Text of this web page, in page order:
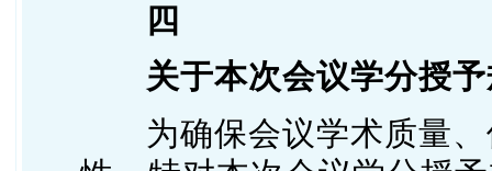
四
关于本次会议学分授
为确保会议学术质量